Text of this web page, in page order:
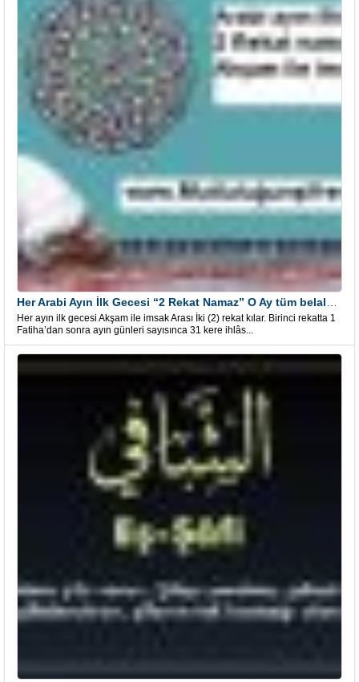
Her ayın ilk gecesi Akşam ile imsak Arası İki (2) rekat kılar. Birinci rekatta 1
Fatiha’dan sonra ayın günleri sayısınca 31 kere ihlâs...